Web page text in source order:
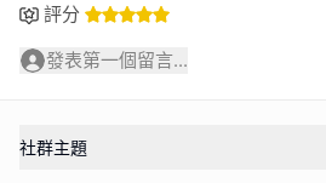
評分
發表第一個留言...
社群主題